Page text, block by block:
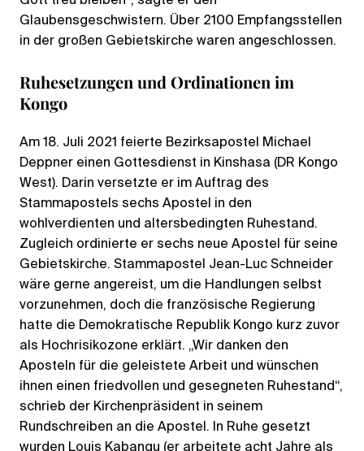
Glaubensgeschwistern. Über 2100 Empfangsstellen
in der großen Gebietskirche waren angeschlossen.
Ruhesetzungen und Ordinationen im
Kongo
Am 18. Juli 2021 feierte Bezirksapostel Michael
Deppner einen Gottesdienst in Kinshasa (DR Kongo
West). Darin versetzte er im Auftrag des
Stammapostels sechs Apostel in den
wohlverdienten und altersbedingten Ruhestand.
Zugleich ordinierte er sechs neue Apostel für seine
Gebietskirche. Stammapostel Jean-Luc Schneider
wäre gerne angereist, um die Handlungen selbst
vorzunehmen, doch die französische Regierung
hatte die Demokratische Republik Kongo kurz zuvor
als Hochrisikozone erklärt. „Wir danken den
Aposteln für die geleistete Arbeit und wünschen
ihnen einen friedvollen und gesegneten Ruhestand“,
schrieb der Kirchenpräsident in seinem
Rundschreiben an die Apostel. In Ruhe gesetzt
wurden Louis Kabangu (er arbeitete acht Jahre als